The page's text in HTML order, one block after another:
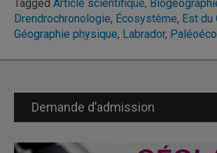
Tagged Article scientifique,
Drendrochronologie, Écosystème, Est du
Géographie physique, Labrador,
Demande d’admission